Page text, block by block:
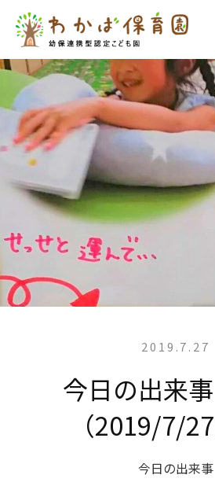
2019.7.27
今日の出来
（2019/7/
今日の出来事